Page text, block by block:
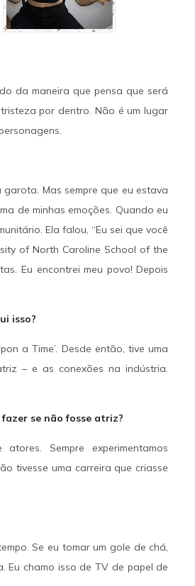
da maneira que pensa que será
por dentro. Não é um lugar
Mas sempre que eu estava
de minhas emoções. Quando eu
Ela falou, “Eu sei que você
of North Caroline School of the
Eu encontrei meu povo! Depois
isso?
a Time’. Desde então, tive uma
– e as conexões na indústria.
se não fosse atriz?
Sempre experimentamos
tivesse uma carreira que criasse
Se eu tomar um gole de chá,
Eu chamo isso de TV de papel de